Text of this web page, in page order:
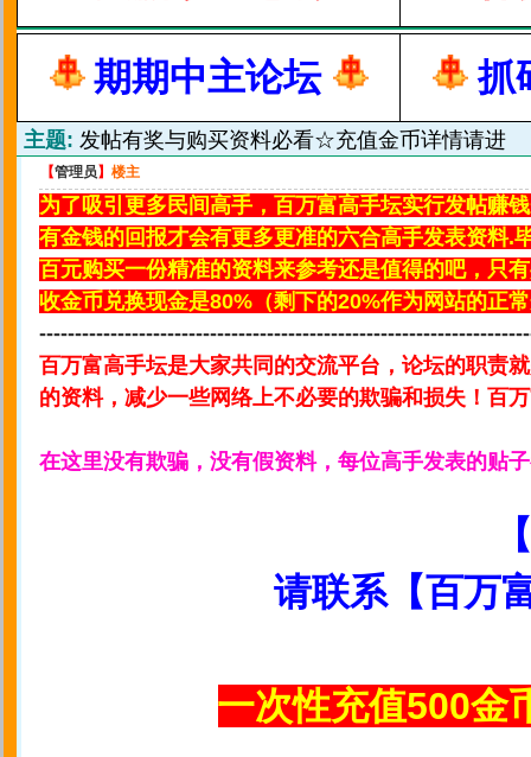
期期中主论坛 抓
主题: 发帖有奖与购买资料必看☆充值金币详情请进
【管理员 】 楼主
为了吸引更多民间高手，百万富高手坛实行发帖赚
有金钱的回报才会有更多更准的六合高手发表资料.
百元购买一份精准的资料来参考还是值得的吧，只
收金币兑换现金是80%（剩下的20%作为网站的正
百万富高手坛是大家共同的交流平台，论坛的职责
的资料，减少一些网络上不必要的欺骗和损失！百
在这里没有欺骗，没有假资料，每位高手发表的贴
请联系【百万
一次性充值500金